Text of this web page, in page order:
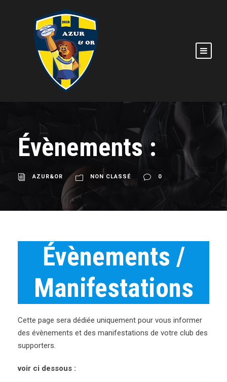
Évènements :
AZUR&OR NON CLASSÉ 0
Évènements /
Manifestations
Cette page sera dédiée uniquement pour vous informer
des évènements et des manifestations de votre club des
supporters.
voir ci dessous :